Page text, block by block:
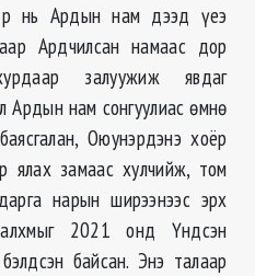
нь Ардын нам дээд үеэ
Ардчилсан намаас дор
залуужиж явдаг
нам сонгуулиас өмнө
Оюунэрдэнэ хоёр
ялах замаас хулчийж, том
нарын ширээнээс эрх
алхмыг 2021 онд Үндсэн
байсан. Энэ талаар